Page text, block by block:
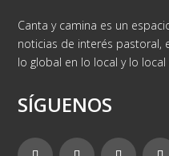
Canta y camina es un
noticias de interés pastoral,
lo global en lo local y lo local
SÍGUENOS